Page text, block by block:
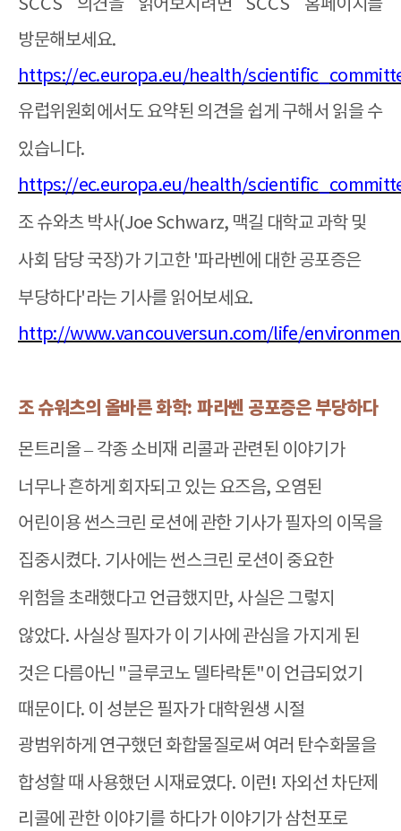
SCCS 의견을 읽어보시려면 SCCS 홈페이지를
방문해보세요.
https://ec.europa.eu/health/
유럽위원회에서도 요약된 의견을 쉽게 구해서 읽을 수
있습니다.
https://ec.europa.eu/health/
조 슈와츠 박사(Joe Schwarz, 맥길 대학교 과학 및
사회 담당 국장)가 기고한 '파라벤에 대한 공포증은
부당하다'라는 기사를 읽어보세요.
http://www.vancouversun.com/life/
조 슈워츠의 올바른 화학:파라벤 공포증은 부당하다
몬트리올–각종 소비재 리콜과 관련된 이야기가
너무나 흔하게 회자되고 있는 요즈음, 오염된
어린이용 썬스크린 로션에 관한 기사가 필자의 이목을
집중시켰다. 기사에는 썬스크린 로션이 중요한
위험을 초래했다고 언급했지만, 사실은 그렇지
않았다. 사실상 필자가 이 기사에 관심을 가지게 된
것은 다름아닌 "글루코노 델타락톤"이 언급되었기
때문이다. 이 성분은 필자가 대학원생 시절
광범위하게 연구했던 화합물질로써 여러 탄수화물을
합성할 때 사용했던 시재료였다. 이런! 자외선 차단제
리콜에 관한 이야기를 하다가 이야기가 삼천포로